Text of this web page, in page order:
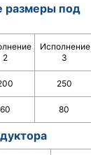
размеры под
2
Исполнение
3
250
60 80